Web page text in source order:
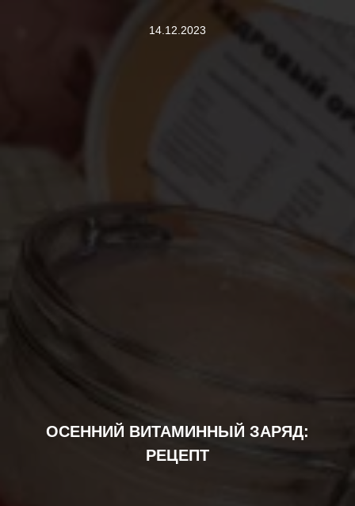
14.12.2023
ОСЕННИЙ ВИТАМИННЫЙ ЗАРЯД:
РЕЦЕПТ